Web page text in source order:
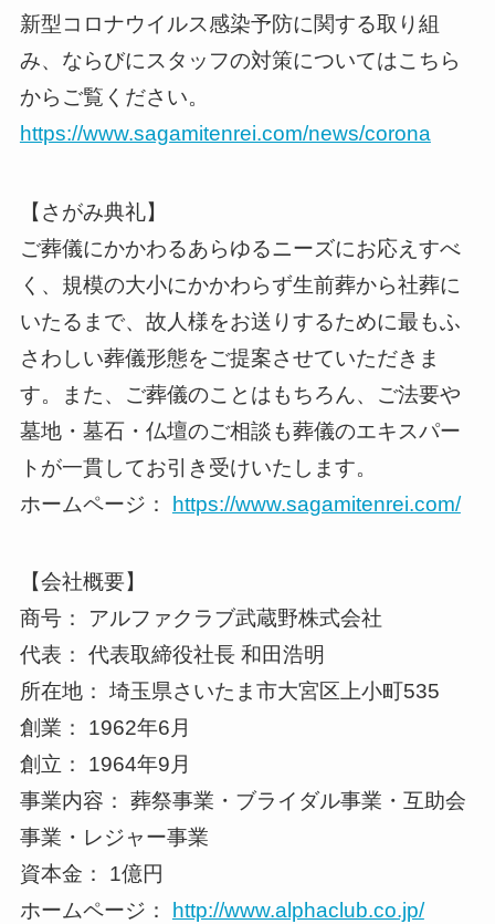
新型コロナウイルス感染予防に関する取り組
み、ならびにスタッフの対策についてはこちら
からご覧ください。
https://www.sagamitenrei.com/news/corona
【さがみ典礼】
ご葬儀にかかわるあらゆるニーズにお応えすべ
く、規模の大小にかかわらず生前葬から社葬に
いたるまで、故人様をお送りするために最もふ
さわしい葬儀形態をご提案させていただきま
す。また、ご葬儀のことはもちろん、ご法要や
墓地・墓石・仏壇のご相談も葬儀のエキスパー
トが一貫してお引き受けいたします。
ホームページ： https://www.sagamitenrei.com/
【会社概要】
商号： アルファクラブ武蔵野株式会社
代表： 代表取締役社長 和田浩明
所在地： 埼玉県さいたま市大宮区上小町535
創業： 1962年6月
創立： 1964年9月
事業内容： 葬祭事業・ブライダル事業・互助会
事業・レジャー事業
資本金： 1億円
ホームページ：
http://www.alphaclub.co.jp/